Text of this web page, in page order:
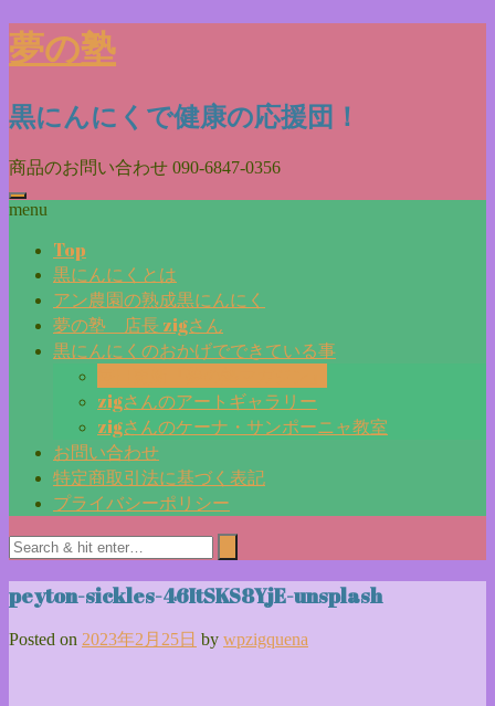
Skip
to
content
夢の塾
黒にんにくで健康の応援団！
商品のお問い合わせ 090-6847-0356
menu
Top
黒にんにくとは
アン農園の熟成黒にんにく
夢の塾 店長 zigさん
黒にんにくのおかげでできている事
zigさんのアートギャラリー
zigさんのケーナ・サンポーニャ教室
お問い合わせ
特定商取引法に基づく表記
プライバシーポリシー
peyton-sickles-46ItSKS8YjE-unsplash
Posted on 2023年2月25日 by wpzigquena